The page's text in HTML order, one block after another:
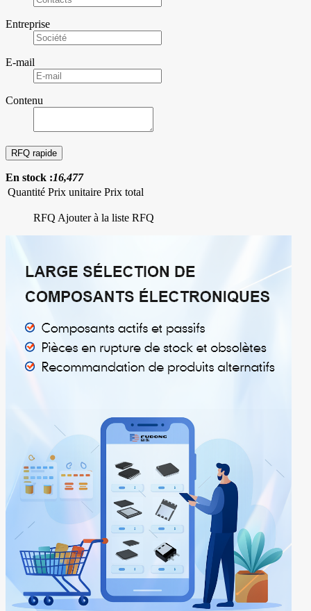
Entreprise
E-mail
Contenu
En stock :16,477
Quantité Prix unitaire Prix total
RFQ Ajouter à la liste RFQ